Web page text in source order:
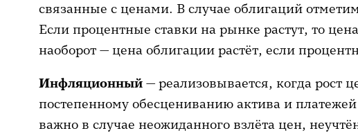
связанные с ценами. В случае облигаций
Если процентные ставки на рынке растут, то
наоборот — цена облигации растёт, если
Инфляционный — реализовывается, когда рост
постепенному обесцениванию актива и
важно в случае неожиданного взлёта цен,